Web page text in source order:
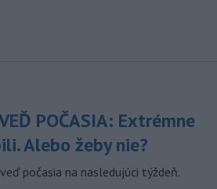
POČASIA: Extrémne
Alebo žeby nie?
počasia na nasledujúci týždeň.